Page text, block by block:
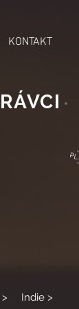
KONTAKT
Indie >